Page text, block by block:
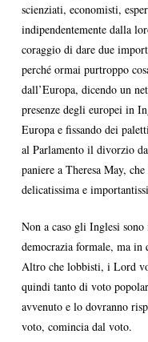
scienziati, economisti,
indipendentemente dalla
coraggio di dare due
perché ormai purtroppo
dall’Europa, dicendo un
presenze degli europei in
Europa e fissando dei
al Parlamento il divorzio
paniere a Theresa May,
delicatissima e
Non a caso gli Inglesi
democrazia formale, ma in
Altro che lobbisti, i Lord
quindi tanto di voto
avvenuto e lo dovranno
voto, comincia dal voto.